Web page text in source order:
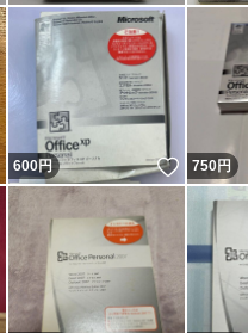
いいね！
600円 いいね！
750円